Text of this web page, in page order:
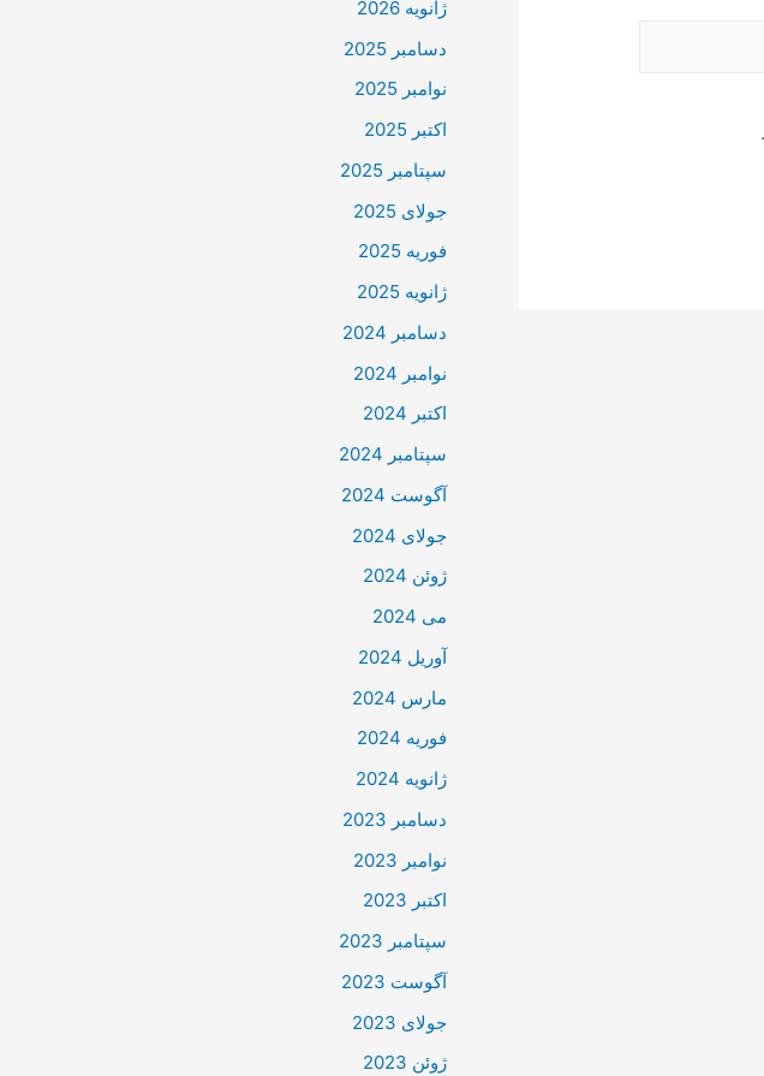
ژانویه 2026
دسامبر 2025
نوامبر 2025
اکتبر 2025
سپتامبر 2025
جولای 2025
فوریه 2025
ژانویه 2025
دسامبر 2024
نوامبر 2024
اکتبر 2024
سپتامبر 2024
آگوست 2024
جولای 2024
ژوئن 2024
می 2024
آوریل 2024
مارس 2024
فوریه 2024
ژانویه 2024
دسامبر 2023
نوامبر 2023
اکتبر 2023
سپتامبر 2023
آگوست 2023
جولای 2023
ژوئن 2023